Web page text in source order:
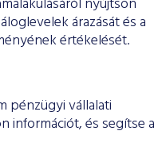
nyújtson
árazását és a
értékelését.
pénzügyi vállalati
információt, és segítse a